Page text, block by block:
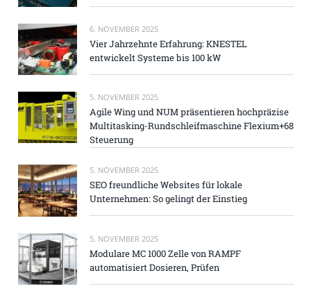
6. NOVEMBER 2025
Vier Jahrzehnte Erfahrung: KNESTEL
entwickelt Systeme bis 100 kW
5. NOVEMBER 2025
Agile Wing und NUM präsentieren hochpräzise
Multitasking-Rundschleifmaschine Flexium+68
Steuerung
5. NOVEMBER 2025
SEO freundliche Websites für lokale
Unternehmen: So gelingt der Einstieg
5. NOVEMBER 2025
Modulare MC 1000 Zelle von RAMPF
automatisiert Dosieren, Prüfen